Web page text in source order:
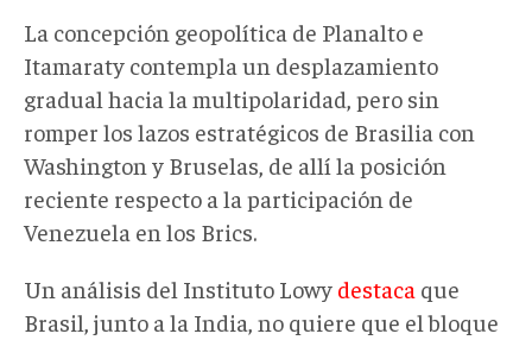
La concepción geopolítica de Planalto e
Itamaraty contempla un desplazamiento
gradual hacia la multipolaridad, pero sin
romper los lazos estratégicos de Brasilia con
Washington y Bruselas, de allí la posición
reciente respecto a la participación de
Venezuela en los Brics.
Un análisis del Instituto Lowy destaca que
Brasil, junto a la India, no quiere que el bloque